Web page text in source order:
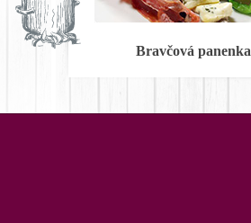
Bravčová panenka